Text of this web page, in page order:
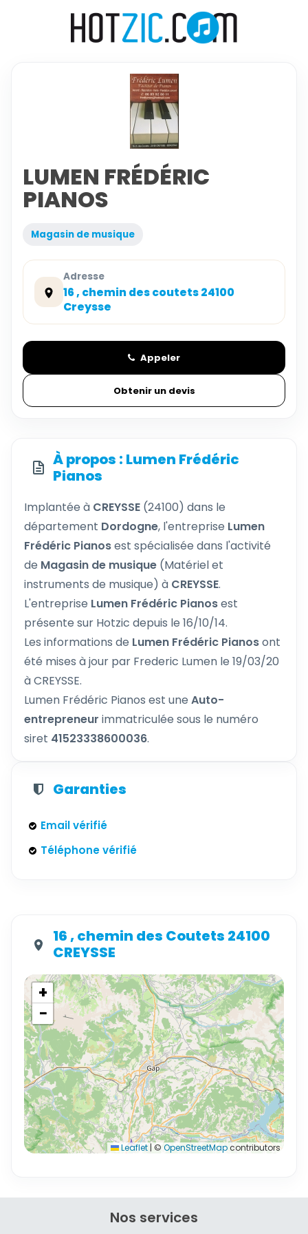
LUMEN FRÉDÉRIC
PIANOS
Magasin de musique
Adresse
16 , chemin des coutets 24100
Creysse
Appeler
Obtenir un devis
À propos : Lumen Frédéric
Pianos
Implantée à CREYSSE (24100) dans le
département Dordogne, l'entreprise Lumen
Frédéric Pianosest spécialisée dans l'activité
de Magasin de musique (Matériel et
instruments de musique) à CREYSSE.
L'entreprise Lumen Frédéric Pianosest
présente sur Hotzic depuis le 16/10/14.
Les informations de Lumen Frédéric Pianosont
été mises à jour par Frederic Lumen le 19/03/20
à CREYSSE.
Lumen Frédéric Pianos est une Auto-
entrepreneur immatriculée sous le numéro
siret 41523338600036.
Garanties
Email vérifié
Téléphone vérifié
16 , chemin des Coutets 24100
CREYSSE
+
−
Leaflet | © OpenStreetMapcontributors
Nos services